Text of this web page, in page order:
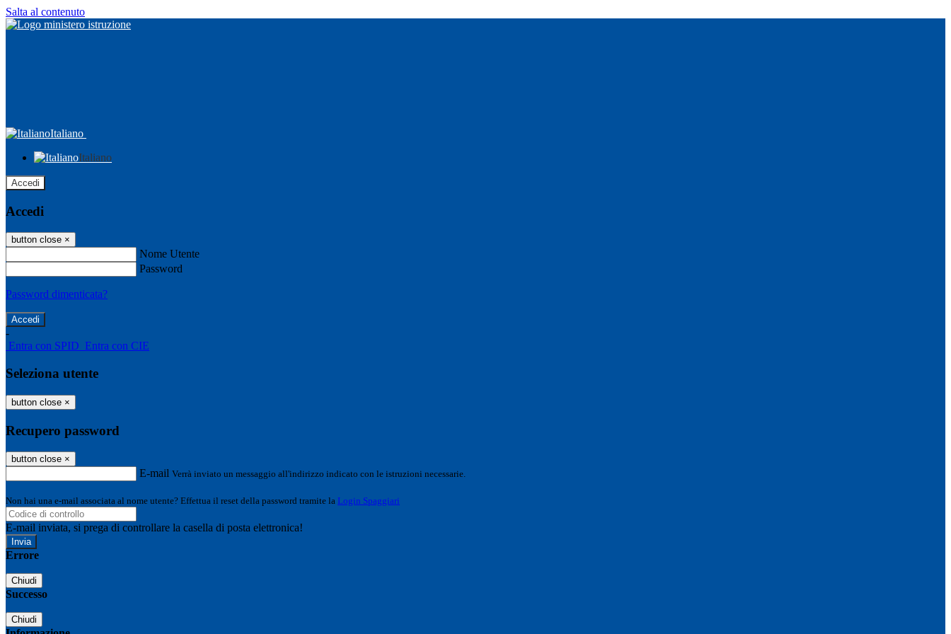
Salta al contenuto
Italiano
Italiano
Accedi
Accedi
button close ×
Nome Utente
Password
Password dimenticata?
-
Entra con SPID Entra con CIE
Seleziona utente
button close ×
Recupero password
button close ×
E-mail Verrà inviato un messaggio all'indirizzo indicato con le istruzioni necessarie.
Non hai una e-mail associata al nome utente? Effettua il reset della password tramite la Login Spaggiari
E-mail inviata, si prega di controllare la casella di posta elettronica!
Errore
Chiudi
Successo
Chiudi